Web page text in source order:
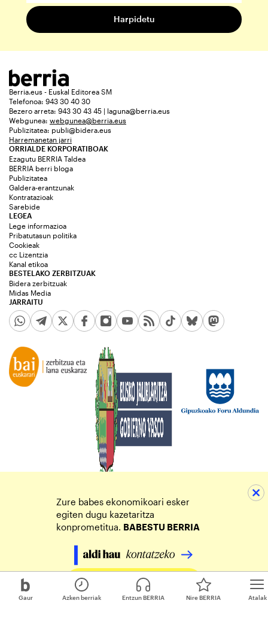
Gaur Atalak
Azken berriak Entzun BERRIA Nire BERRIA
Berria.eus - Euskal Editorea SM
Telefonoa: 943 30 40 30
Bezero arreta: 943 30 43 45 | laguna@berria.eus
Webgunea: webgunea@berria.eus
Publizitatea: publi@bidera.eus
Harremanetan jarri
ORRIALDE KORPORATIBOAK
Ezagutu BERRIA Taldea
BERRIA berri bloga
Publizitatea
Galdera-erantzunak
Kontratazioak
Sarebide
JARRAITU
LEGEA
Lege informazioa
Pribatutasun politika
Cookieak
cc Lizentzia
Kanal etikoa
BESTELAKO ZERBITZUAK
Bidera zerbitzuak
Midas Media
Zure babes ekonomikoari esker
egiten dugu kazetaritza
konprometitua. BABESTU BERRIA
Egin zure ekarpena